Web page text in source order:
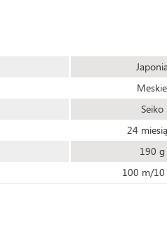
Meskie
Seiko
24
190 g
100 m/10